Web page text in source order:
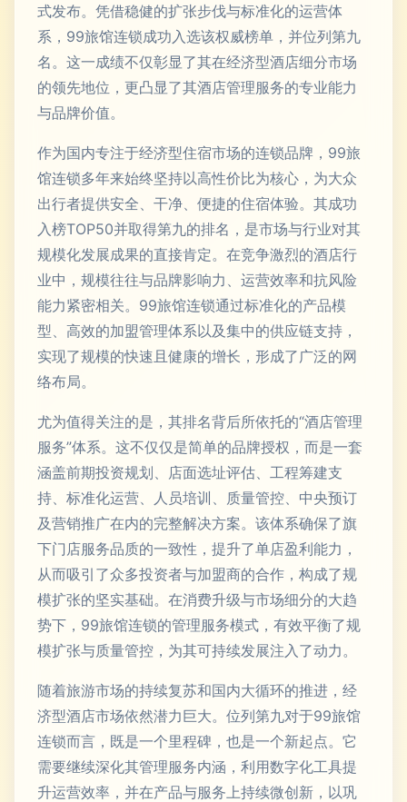
式发布。凭借稳健的扩张步伐与标准化的运营体
系，99旅馆连锁成功入选该权威榜单，并位列第九
名。这一成绩不仅彰显了其在经济型酒店细分市场
的领先地位，更凸显了其酒店管理服务的专业能力
与品牌价值。
作为国内专注于经济型住宿市场的连锁品牌，99旅
馆连锁多年来始终坚持以高性价比为核心，为大众
出行者提供安全、干净、便捷的住宿体验。其成功
入榜TOP50并取得第九的排名，是市场与行业对其
规模化发展成果的直接肯定。在竞争激烈的酒店行
业中，规模往往与品牌影响力、运营效率和抗风险
能力紧密相关。99旅馆连锁通过标准化的产品模
型、高效的加盟管理体系以及集中的供应链支持，
实现了规模的快速且健康的增长，形成了广泛的网
络布局。
尤为值得关注的是，其排名背后所依托的“酒店管理
服务”体系。这不仅仅是简单的品牌授权，而是一套
涵盖前期投资规划、店面选址评估、工程筹建支
持、标准化运营、人员培训、质量管控、中央预订
及营销推广在内的完整解决方案。该体系确保了旗
下门店服务品质的一致性，提升了单店盈利能力，
从而吸引了众多投资者与加盟商的合作，构成了规
模扩张的坚实基础。在消费升级与市场细分的大趋
势下，99旅馆连锁的管理服务模式，有效平衡了规
模扩张与质量管控，为其可持续发展注入了动力。
随着旅游市场的持续复苏和国内大循环的推进，经
济型酒店市场依然潜力巨大。位列第九对于99旅馆
连锁而言，既是一个里程碑，也是一个新起点。它
需要继续深化其管理服务内涵，利用数字化工具提
升运营效率，并在产品与服务上持续微创新，以巩